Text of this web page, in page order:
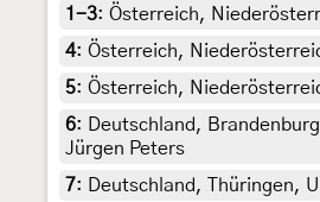
1-3: Österreich,
4: Österreich,
5: Österreich,
6: Deutschland,
Jürgen Peters
7: Deutschland, Thüringen,